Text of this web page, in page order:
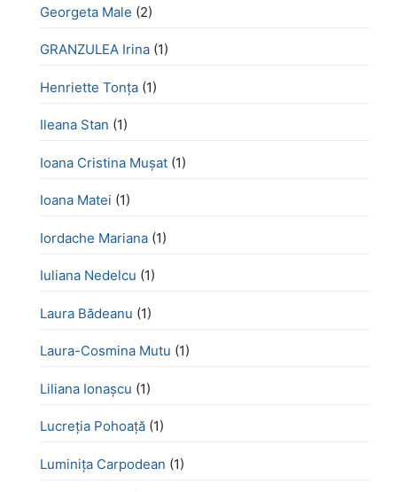
Georgeta Male (2)
GRANZULEA Irina (1)
Henriette Tonţa (1)
Ileana Stan (1)
Ioana Cristina Mușat (1)
Ioana Matei (1)
Iordache Mariana (1)
Iuliana Nedelcu (1)
Laura Bădeanu (1)
Laura-Cosmina Mutu (1)
Liliana Ionașcu (1)
Lucreţia Pohoaţă (1)
Luminița Carpodean (1)